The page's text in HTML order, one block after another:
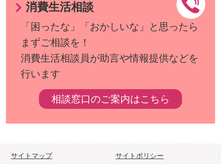
消費生活相談
「困ったな」「おかしいな」と思ったら
まずご相談を！
消費生活相談員が助言や情報提供などを
行います
相談窓口のご案内はこちら
サイトマップ サイトポリシー